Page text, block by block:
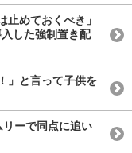
止めておくべき」
した強制置き配
」と言って子供を
ーで同点に追い